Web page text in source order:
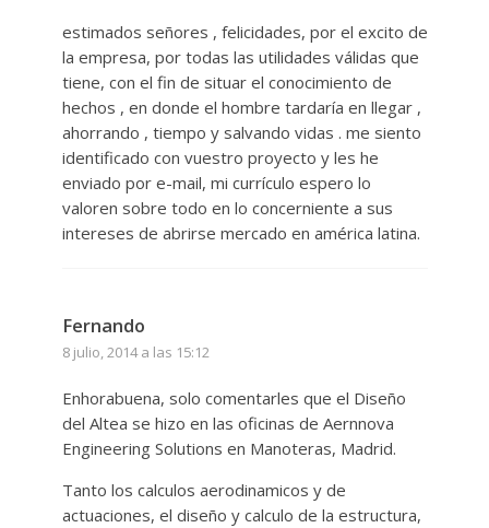
estimados señores , felicidades, por el excito de
la empresa, por todas las utilidades válidas que
tiene, con el fin de situar el conocimiento de
hechos , en donde el hombre tardaría en llegar ,
ahorrando , tiempo y salvando vidas . me siento
identificado con vuestro proyecto y les he
enviado por e-mail, mi currículo espero lo
valoren sobre todo en lo concerniente a sus
intereses de abrirse mercado en américa latina.
Fernando
8 julio, 2014 a las 15:12
Enhorabuena, solo comentarles que el Diseño
del Altea se hizo en las oficinas de Aernnova
Engineering Solutions en Manoteras, Madrid.
Tanto los calculos aerodinamicos y de
actuaciones, el diseño y calculo de la estructura,